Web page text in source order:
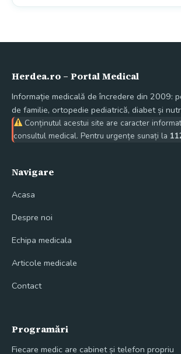
Herdea.ro – Portal Medical
Informație medicală de încredere din 2009:
de familie, ortopedie pediatrică, diabet și
Conținutul acestui site are caracter
consultul medical. Pentru urgențe sunați la
Navigare
Acasa
Despre noi
Echipa medicala
Articole medicale
Contact
Programări
Fiecare medic are cabinet și telefon propriu